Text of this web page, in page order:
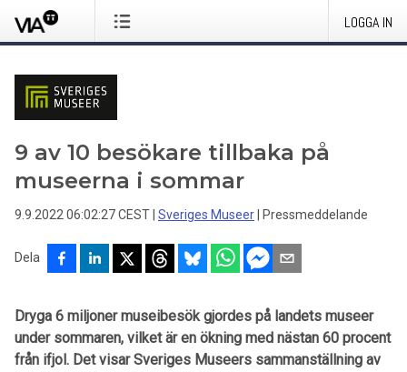
LOGGA IN
9 av 10 besökare tillbaka på
museerna i sommar
9.9.2022 06:02:27 CEST Sveriges Museer Pressmeddelande
Dela
Dryga 6 miljoner museibesök gjordes på landets museer
under sommaren, vilket är en ökning med nästan 60 procent
från ifjol. Det visar Sveriges Museers sammanställning av